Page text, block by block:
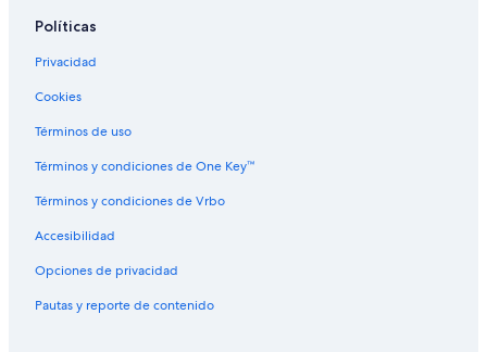
Hoteles 3 estrellas en Zona 9
Hoteles de Barcelo en Zona 9
Hoteles con concierge en Zona 9
Hoteles baratos en Zona 9
Hoteles cerca del lago en Zona 9
Políticas
Privacidad
Cookies
Términos de uso
Términos y condiciones de One Key™
Términos y condiciones de Vrbo
Accesibilidad
Opciones de privacidad
Pautas y reporte de contenido